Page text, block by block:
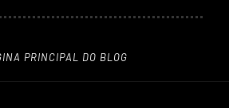
PRINCIPAL DO BLOG